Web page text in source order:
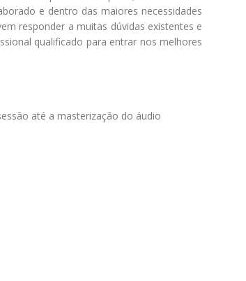
e dentro das maiores necessidades
responder a muitas dúvidas existentes e
qualificado para entrar nos melhores
até a masterização do áudio